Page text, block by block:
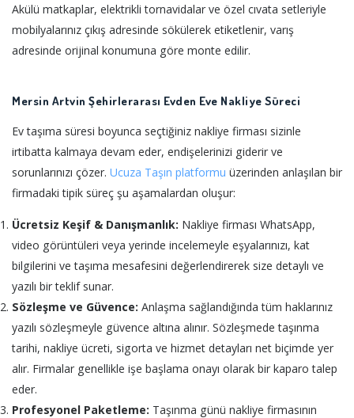
Akülü matkaplar, elektrikli tornavidalar ve özel cıvata setleriyle
mobilyalarınız çıkış adresinde sökülerek etiketlenir, varış
adresinde orijinal konumuna göre monte edilir.
Mersin Artvin Şehirlerarası Evden Eve Nakliye Süreci
Ev taşıma süresi boyunca seçtiğiniz nakliye firması sizinle
irtibatta kalmaya devam eder, endişelerinizi giderir ve
sorunlarınızı çözer. Ucuza Taşın platformu üzerinden anlaşılan bir
firmadaki tipik süreç şu aşamalardan oluşur:
Ücretsiz Keşif & Danışmanlık: Nakliye firması WhatsApp,
video görüntüleri veya yerinde incelemeyle eşyalarınızı, kat
bilgilerini ve taşıma mesafesini değerlendirerek size detaylı ve
yazılı bir teklif sunar.
Sözleşme ve Güvence: Anlaşma sağlandığında tüm haklarınız
yazılı sözleşmeyle güvence altına alınır. Sözleşmede taşınma
tarihi, nakliye ücreti, sigorta ve hizmet detayları net biçimde yer
alır. Firmalar genellikle işe başlama onayı olarak bir kaparo talep
eder.
Profesyonel Paketleme: Taşınma günü nakliye firmasının